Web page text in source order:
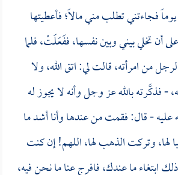
فجاءتني تطلب مني مالاً؛ فأعطيتها
أن تخلي بيني وبين نفسها، ففَعَلَتْ، فلما
من امرأته، قالت لي: اتق الله، ولا
- فذكَّرته بالله عز وجل وأنه لا يجوز له
عليه - قال: فقمت من عندها وأنا أشد ما
لها، وتركت الذهب لها، اللهم! إن كنت
ابتغاء ما عندك، فافرج عنا ما نحن فيه،